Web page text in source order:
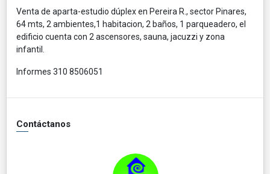
Venta de aparta-estudio dúplex en Pereira R., sector Pinares,
64 mts, 2 ambientes,1 habitacion, 2 baños, 1 parqueadero, el
edificio cuenta con 2 ascensores, sauna, jacuzzi y zona
infantil.
Informes 310 8506051
Contáctanos